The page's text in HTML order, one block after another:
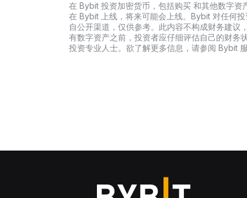
在 Bybit 投资加密货币，包括购买 和其他数字
在 Bybit 上线，将来可能会上线。Bybit 对任何
自公开渠道，仅供参考。此内容不构成财务建议
有数字资产之前，投资者应仔细评估自己的财务
投资专业人士。欲了解更多信息，请参阅 Bybit 服